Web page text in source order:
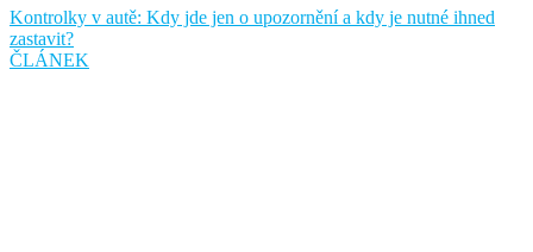
Kontrolky v autě: Kdy jde jen o upozornění a kdy je nutné ihned
zastavit?
ČLÁNEK